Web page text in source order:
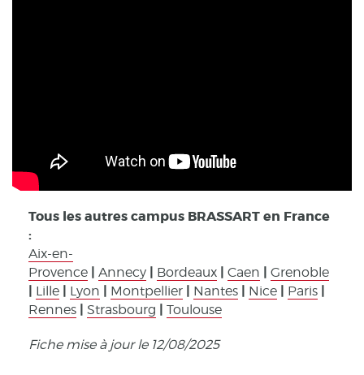
Tous les autres campus BRASSART en France
:
Aix-en-
Provence | Annecy | Bordeaux | Caen | Grenoble
| Lille | Lyon | Montpellier | Nantes | Nice | Paris |
Rennes | Strasbourg | Toulouse
Fiche mise à jour le 12/08/2025